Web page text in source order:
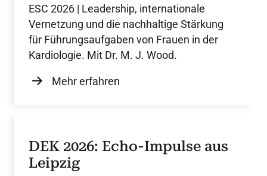
ESC 2026 | Leadership, internationale
Vernetzung und die nachhaltige Stärkung
für Führungsaufgaben von Frauen in der
Kardiologie. Mit Dr. M. J. Wood.
Mehr erfahren
DEK 2026: Echo-Impulse aus
Leipzig